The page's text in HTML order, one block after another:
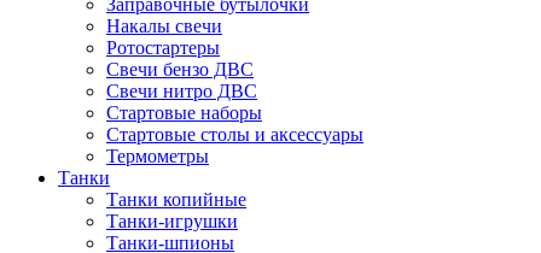
Заправочные бутылочки
Накалы свечи
Ротостартеры
Свечи бензо ДВС
Свечи нитро ДВС
Стартовые наборы
Стартовые столы и аксессуары
Термометры
Танки
Танки копийные
Танки-игрушки
Танки-шпионы